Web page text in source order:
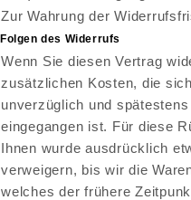
Zur Wahrung der
Folgen des Widerrufs
Wenn Sie diesen Vertrag
zusätzlichen Kosten, die
unverzüglich und
eingegangen ist. Für diese
Ihnen wurde ausdrücklich
verweigern, bis wir die
welches der frühere